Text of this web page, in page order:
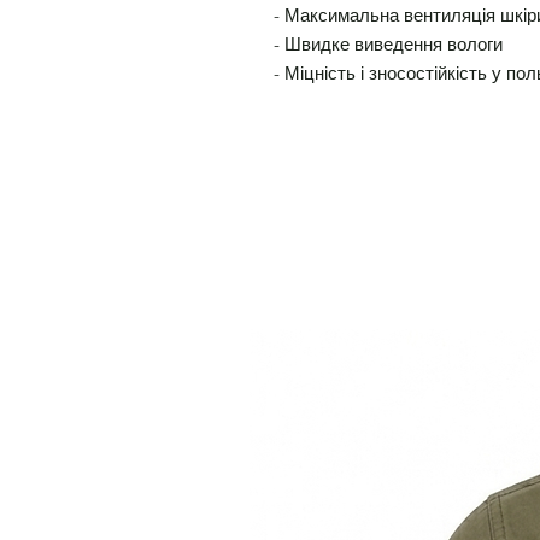
- Максимальна вентиляція
- Швидке виведення вологи
- Міцність і зносостійкість у